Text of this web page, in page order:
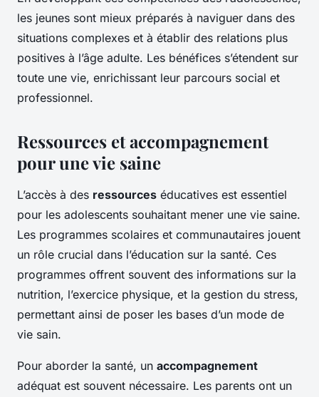
les jeunes sont mieux préparés à naviguer dans des
situations complexes et à établir des relations plus
positives à l’âge adulte. Les bénéfices s’étendent sur
toute une vie, enrichissant leur parcours social et
professionnel.
Ressources et accompagnement
pour une vie saine
L’accès à des ressources éducatives est essentiel
pour les adolescents souhaitant mener une vie saine.
Les programmes scolaires et communautaires jouent
un rôle crucial dans l’éducation sur la santé. Ces
programmes offrent souvent des informations sur la
nutrition, l’exercice physique, et la gestion du stress,
permettant ainsi de poser les bases d’un mode de
vie sain.
Pour aborder la santé, un accompagnement
adéquat est souvent nécessaire. Les parents ont un